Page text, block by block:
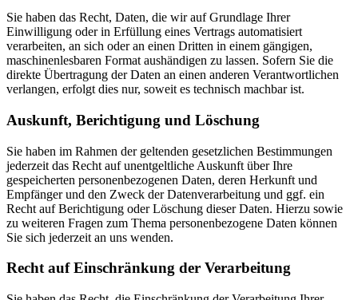
Sie haben das Recht, Daten, die wir auf Grundlage Ihrer
Einwilligung oder in Erfüllung eines Vertrags automatisiert
verarbeiten, an sich oder an einen Dritten in einem gängigen,
maschinenlesbaren Format aushändigen zu lassen. Sofern Sie die
direkte Übertragung der Daten an einen anderen Verantwortlichen
verlangen, erfolgt dies nur, soweit es technisch machbar ist.
Auskunft, Berichtigung und Löschung
Sie haben im Rahmen der geltenden gesetzlichen Bestimmungen
jederzeit das Recht auf unentgeltliche Auskunft über Ihre
gespeicherten personenbezogenen Daten, deren Herkunft und
Empfänger und den Zweck der Datenverarbeitung und ggf. ein
Recht auf Berichtigung oder Löschung dieser Daten. Hierzu sowie
zu weiteren Fragen zum Thema personenbezogene Daten können
Sie sich jederzeit an uns wenden.
Recht auf Einschränkung der Verarbeitung